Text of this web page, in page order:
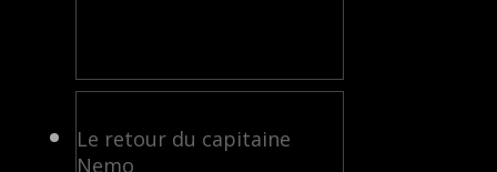
Le retour du capitaine
Nemo